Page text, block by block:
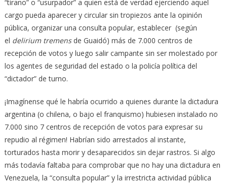
“tirano” o “usurpador” a quien está de verdad ejerciendo aquel
cargo pueda aparecer y circular sin tropiezos ante la opinión
pública, organizar una consulta popular, establecer (según
el delirium tremensde Guaidó) más de 7.000 centros de
recepción de votos y luego salir campante sin ser molestado por
los agentes de seguridad del estado o la policía política del
“dictador” de turno.
¡Imagínense qué le habría ocurrido a quienes durante la dictadura
argentina (o chilena, o bajo el franquismo) hubiesen instalado no
7.000 sino 7 centros de recepción de votos para expresar su
repudio al régimen! Habrían sido arrestados al instante,
torturados hasta morir y desaparecidos sin dejar rastros. Si algo
más todavía faltaba para comprobar que no hay una dictadura en
Venezuela, la “consulta popular” y la irrestricta actividad pública